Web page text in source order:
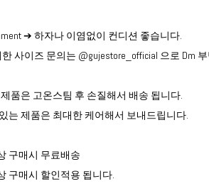
➔ 하자나 이염없이 컨디션 좋습니다.
사이즈 문의는 @gujestore_official 으로 Dm
품은 고온스팀 후 손질해서 배송 됩니다.
는 제품은 최대한 케어해서 보내드립니다.
구매시 무료배송
구매시 할인적용 됩니다.